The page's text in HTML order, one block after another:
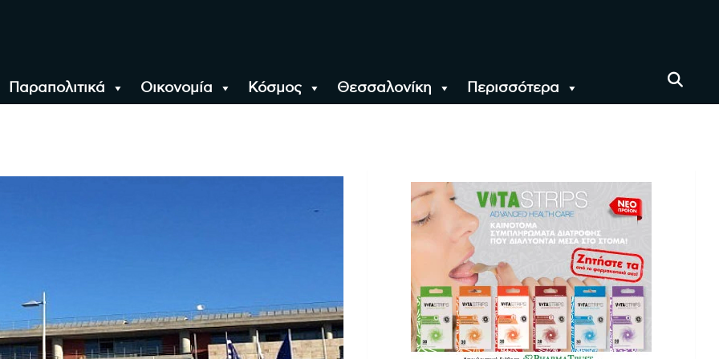
Παραπολιτικά Οικονομία Κόσμος Θεσσαλονίκη Περισσότερα